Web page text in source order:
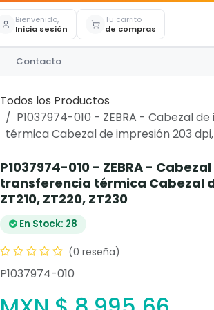
Bienvenido,
Inicia sesión
Tu carrito
de compras
Contacto
Todos los Productos
P1037974-010 - ZEBRA - Cabezal
térmica Cabezal de impresión 203 dpi,
P1037974-010 - ZEBRA -
transferencia térmica Cabezal
ZT210, ZT220, ZT230
En Stock: 28
(0 reseña)
P1037974-010